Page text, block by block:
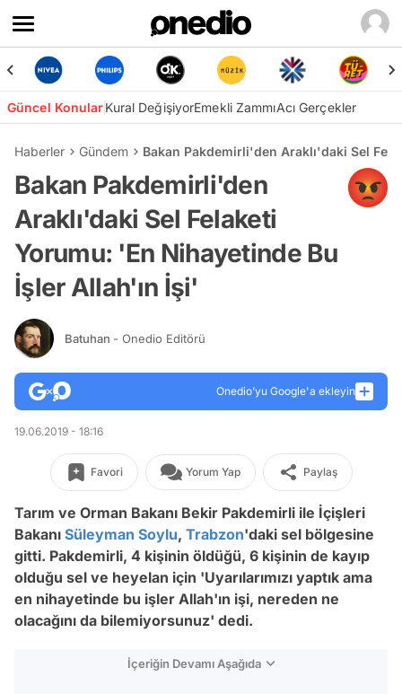
Güncel KonularKural DeğişiyorEmekli ZammıAcı Gerçekler
Haberler Gündem Bakan Pakdemirli'den Araklı'daki Sel
Bakan Pakdemirli'den
Araklı'daki Sel Felaketi
Yorumu: 'En Nihayetinde Bu
İşler Allah'ın İşi'
Batuhan - Onedio Editörü
Onedio’yu Google'a ekleyin
19.06.2019 - 18:16
Favori Yorum Yap Paylaş
Tarım ve Orman Bakanı Bekir Pakdemirli ile İçişleri
Bakanı Süleyman Soylu, Trabzon'daki sel bölgesine
gitti. Pakdemirli, 4 kişinin öldüğü, 6 kişinin de kayıp
olduğu sel ve heyelan için 'Uyarılarımızı yaptık ama
en nihayetinde bu işler Allah'ın işi, nereden ne
olacağını da bilemiyorsunuz' dedi.
İçeriğin Devamı Aşağıda